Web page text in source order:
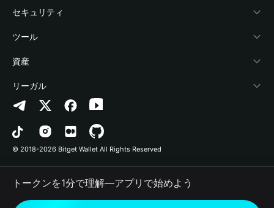
アカデミー
暗号資産ニュース
Help Center
お問い合わせ
ブランドリソース
キャリア
Stablecoin Earn
Payfi Crypto
Crypto Swap API
Altcoin Season Index
Prediction Markets
DApp
RWA
デベロッパー
ウォレットを接続
Bitget Wallet Pay
プロジェクトを掲載
セキュリティ
保護基金
セキュリティ技術
ツール
暗号資産を購入
認証検出
コントラクト検出
一括送金
資産
Arbitrum
Avalanche
Bitcoin
Polygon
リーガル
プライバシーポリシー
利用規約
© 2018-2026 Bitget Wallet All Rights Reserved
トークンを1分で理解―アプリで始めよう